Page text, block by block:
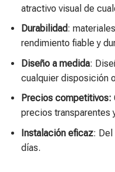
atractivo visual de
Durabilidad:
rendimiento fiable y
Diseño a medida:
cualquier disposición
Precios competitivos:
precios transparentes
Instalación eficaz: Del
días.